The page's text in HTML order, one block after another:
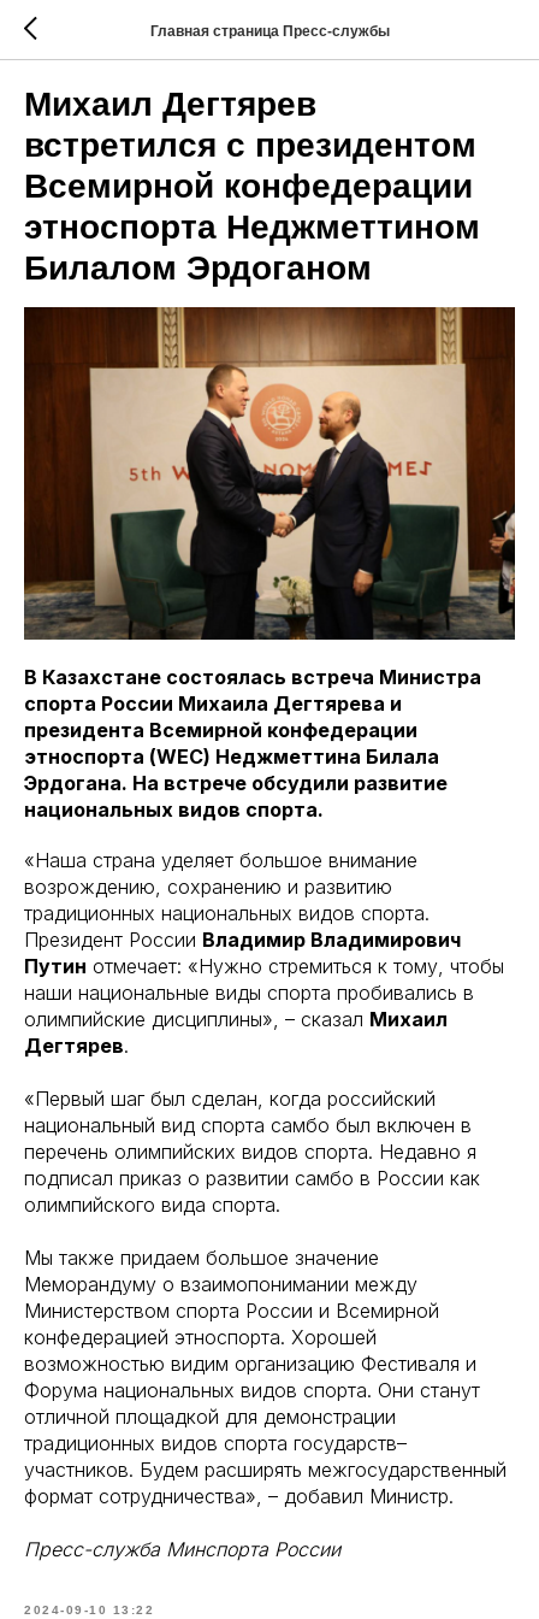
Главная страница Пресс-службы
Михаил Дегтярев
встретился с президентом
Всемирной конфедерации
этноспорта Неджметтином
Билалом Эрдоганом
В Казахстане состоялась встреча Министра
спорта России Михаила Дегтярева и
президента Всемирной конфедерации
этноспорта (WEC) Неджметтина Билала
Эрдогана. На встрече обсудили развитие
национальных видов спорта.
«Наша страна уделяет большое внимание
возрождению, сохранению и развитию
традиционных национальных видов спорта.
Президент России Владимир Владимирович
Путин отмечает: «Нужно стремиться к тому, чтобы
наши национальные виды спорта пробивались в
олимпийские дисциплины», – сказал Михаил
Дегтярев.
«Первый шаг был сделан, когда российский
национальный вид спорта самбо был включен в
перечень олимпийских видов спорта. Недавно я
подписал приказ о развитии самбо в России как
олимпийского вида спорта.
Мы также придаем большое значение
Меморандуму о взаимопонимании между
Министерством спорта России и Всемирной
конфедерацией этноспорта. Хорошей
возможностью видим организацию Фестиваля и
Форума национальных видов спорта. Они станут
отличной площадкой для демонстрации
традиционных видов спорта государств–
участников. Будем расширять межгосударственный
формат сотрудничества», – добавил Министр.
Пресс-служба Минспорта России
2024-09-10 13:22